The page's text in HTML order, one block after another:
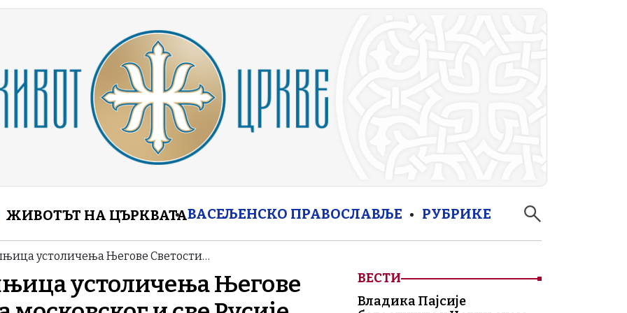
ЖИВОТЪТ НА ЦЪРКВАТАВАСЕЉЕНСКО ПРАВОСЛАВЉЕ РУБРИКЕ
устоличења Његове Светости…
устоличења Његове
ВЕСТИ
Владика Пајсије